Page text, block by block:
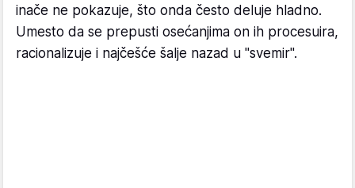
inače ne pokazuje, što onda često deluje hladno.
Umesto da se prepusti osećanjima on ih procesuira,
racionalizuje i najčešće šalje nazad u "svemir".